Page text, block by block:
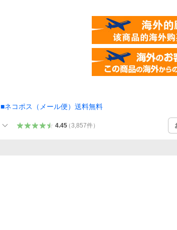
■ネコポス（メール便）送料無料
4.45（3,857件）